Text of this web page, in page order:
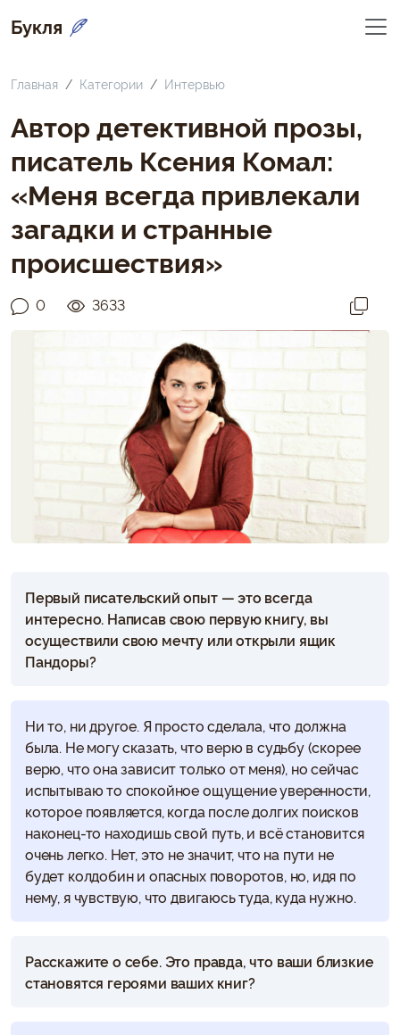
Букля
Главная Категории Интервью
Автор детективной прозы,
писатель Ксения Комал:
«Меня всегда привлекали
загадки и странные
происшествия»
0 3633
Первый писательский опыт — это всегда
интересно. Написав свою первую книгу, вы
осуществили свою мечту или открыли ящик
Пандоры?
Ни то, ни другое. Я просто сделала, что должна
была. Не могу сказать, что верю в судьбу (скорее
верю, что она зависит только от меня), но сейчас
испытываю то спокойное ощущение уверенности,
которое появляется, когда после долгих поисков
наконец-то находишь свой путь, и всё становится
очень легко. Нет, это не значит, что на пути не
будет колдобин и опасных поворотов, но, идя по
нему, я чувствую, что двигаюсь туда, куда нужно.
Расскажите о себе. Это правда, что ваши близкие
становятся героями ваших книг?